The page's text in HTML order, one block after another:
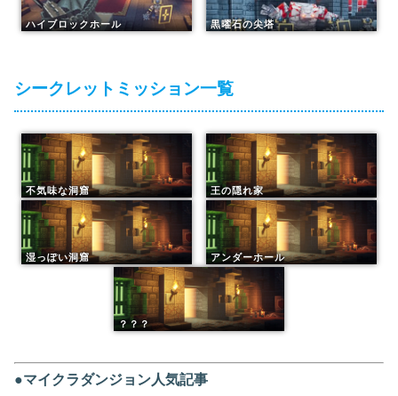
ハイブロックホール 黒曜石の尖塔
シークレットミッション一覧
不気味な洞窟 王の隠れ家
湿っぽい洞窟 アンダーホール
？？？
●マイクラダンジョン人気記事